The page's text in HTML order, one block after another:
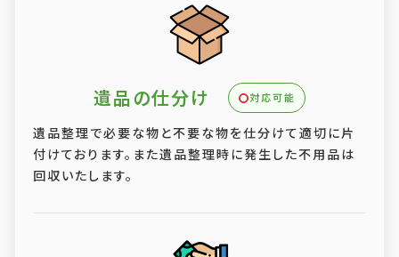
遺品の仕分け 対応可能
遺品整理で必要な物と不要な物を仕分けて適切に片
付けております。また遺品整理時に発生した不用品は
回収いたします。